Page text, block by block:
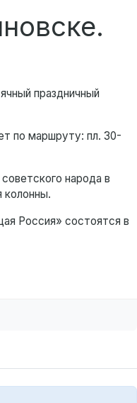
праздничный
по маршруту: пл. 30-
народа в
колонны.
Россия» состоятся в